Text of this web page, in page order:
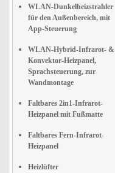
WLAN-Dunkelheizstrahler
für den Außenbereich, mit
App-Steuerung
WLAN-Hybrid-Infrarot- &
Konvektor-Heizpanel,
Sprachsteuerung, zur
Wandmontage
Faltbares 2in1-Infrarot-
Heizpanel mit Fußmatte
Faltbares Fern-Infrarot-
Heizpanel
Heizlüfter